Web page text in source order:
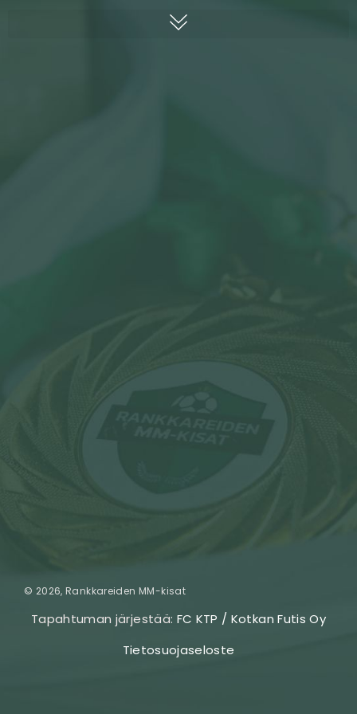
© 2026, Rankkareiden MM-kisat
Tapahtuman järjestää: FC KTP / Kotkan Futis Oy
Tietosuojaseloste